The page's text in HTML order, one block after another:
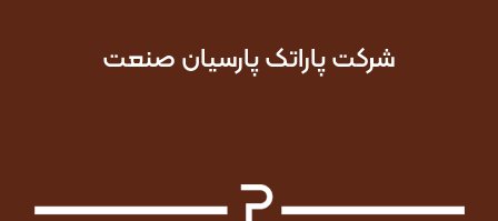
شرکت پاراتک پارسیان صنعت